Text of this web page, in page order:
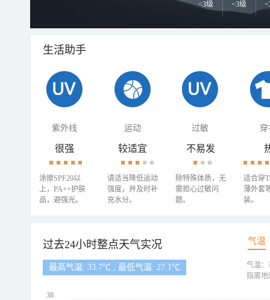
<3级 <3级
生活助手
紫外线 运动 过敏 穿
很强
涂擦SPF20以
上，PA++护肤
品，避强光。
较适宜
请适当降低运动
强度，并及时补
充水分。
不易发
除特殊体质，无
需担心过敏问
题。
适合穿
薄外套
装。
过去24小时整点天气实况 气温
最高气温: 33.7℃ , 最低气温: 27.1℃
38
气温：
指离地